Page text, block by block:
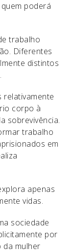
poderá
trabalho
Diferentes
distintos
relativamente
corpo à
sobrevivência.
trabalho
em
apenas
vidas.
sociedade
por
da mulher